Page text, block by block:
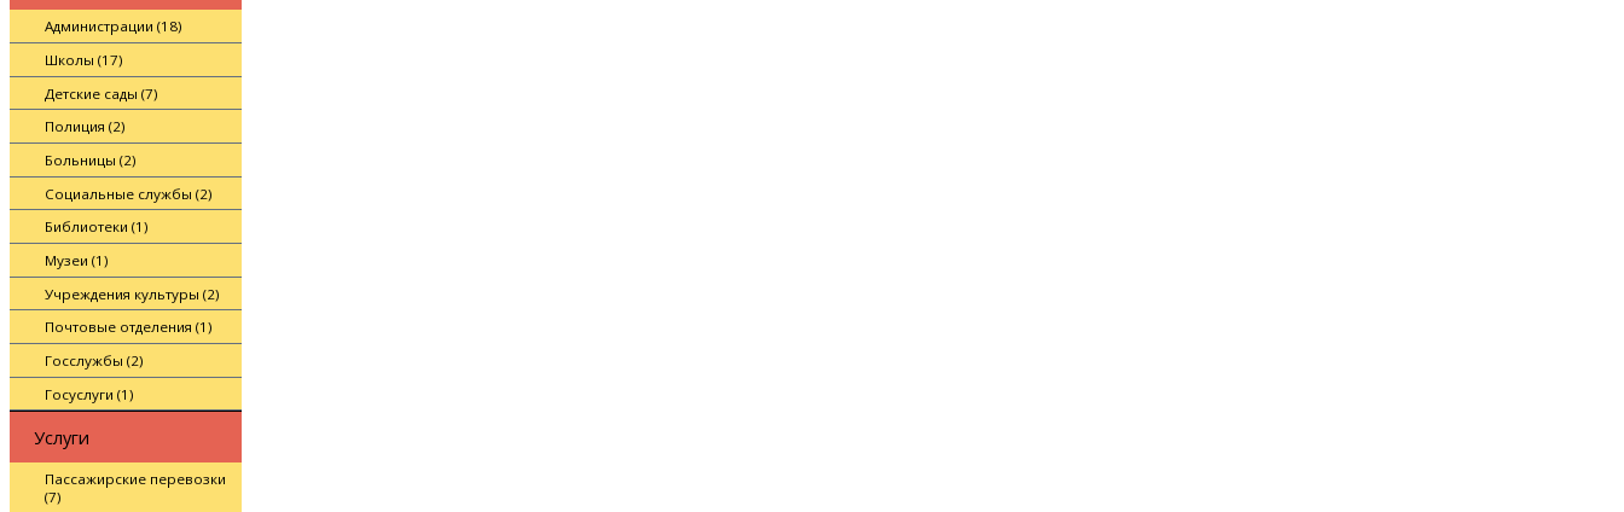
Администрации (18)
Школы (17)
Детские сады (7)
Полиция (2)
Больницы (2)
Социальные службы (2)
Библиотеки (1)
Музеи (1)
Учреждения культуры (2)
Почтовые отделения (1)
Госслужбы (2)
Госуслуги (1)
Услуги
Пассажирские перевозки
(7)